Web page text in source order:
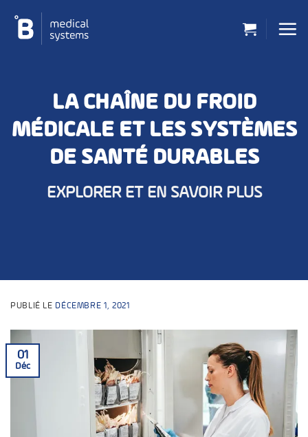
contenu
LA CHAÎNE DU FROID
MÉDICALE ET LES SYSTÈMES
DE SANTÉ DURABLES
EXPLORER ET EN SAVOIR PLUS
PUBLIÉ LE DÉCEMBRE 1, 2021
01
Déc